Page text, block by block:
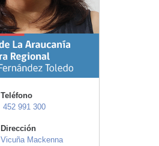
Teléfono
452 991 300
Dirección
Vicuña Mackenna